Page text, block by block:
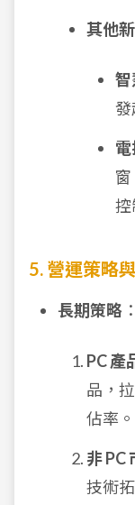
其他
智
發
控
5. 營運策略
長期策略 ：
PC 產
品，
佔率。
非 PC
技術